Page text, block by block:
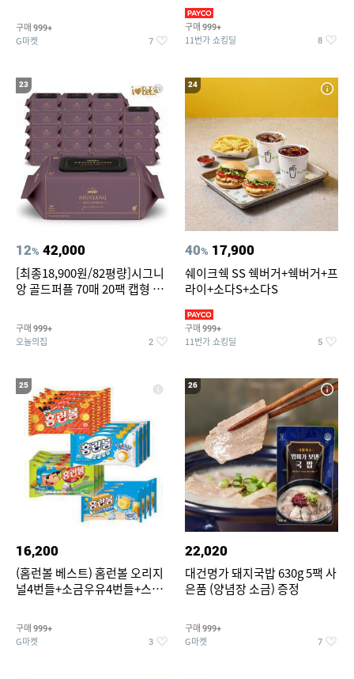
구매 999+
G마켓 7
구매 999+
11번가 쇼킹딜 8
23
12% 42,000
[최종18,900원/82평량]시그니
앙 골드퍼플 70매 20팩 캡형 아
구매 999+
오늘의집 2
24
40% 17,900
쉐이크쉑 SS 쉑버거+쉑버거+프
라이+소다S+소다S
구매 999+
11번가 쇼킹딜 5
25
16,200
(홈런볼 베스트) 홈런볼 오리지
널4번들+소금우유4번들+스윗
콘맛4번들
구매 999+
G마켓 3
26
22,020
대건명가 돼지국밥 630g 5팩 사
은품 (양념장 소금) 증정
구매 999+
G마켓 7